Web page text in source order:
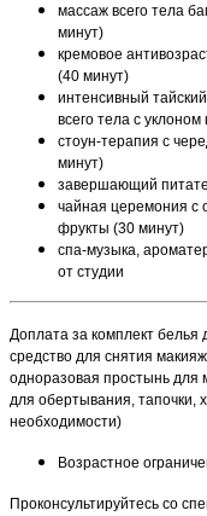
массаж всего тела
минут)
кремовое
(40 минут)
интенсивный
всего тела с
стоун-терапия с
минут)
завершающий
чайная церемония с
фрукты (30 минут)
спа-музыка,
от студии
Доплата за комплект белья
средство для снятия
одноразовая простынь для
для обертывания, тапочки,
необходимости)
Возрастное
Проконсультируйтесь со